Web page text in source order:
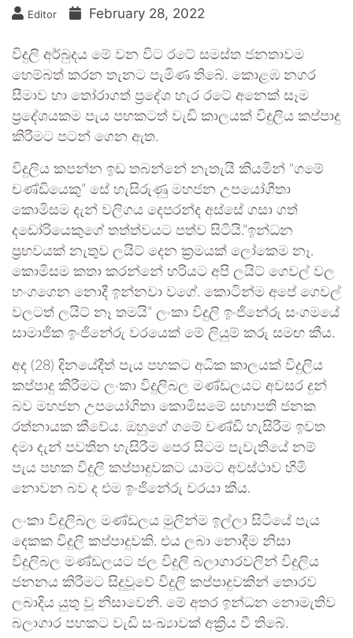
Editor February 28, 2022
විදුලි අර්බුදය මේ වන විට රටේ සමස්ත ජනතාවම
හෙම්බත් කරන තැනට පැමිණ තිබේ. කොළඹ නගර
සීමාව හා තෝරාගත් ප්‍රදේශ හැර රටේ අනෙක් සෑම
ප්‍රදේශයකම පැය පහකටත් වැඩි කාලයක් විදුලිය කප්පාදු
කිරීමට පටන් ගෙන ඇත.
විදුලිය කපන්න ඉඩ තබන්නේ නැතැයි කියමින් “ගමේ
චණ්ඩියෙකු” සේ හැසිරුණු මහජන උපයෝගීතා
කොමිසම දැන් වලිගය දෙපරන්ද අස්සේ ගසා ගත්
දඩෝරියෙකුගේ තත්ත්වයට පත්ව සිටියි.”ඉන්ධන
ප්‍රභවයක් නැතුව ලයිට් දෙන ක්‍රමයක් ලෝකෙම නෑ.
කොමිසම කතා කරන්නේ හරියට අපි ලයිට් ගෙවල් වල
හංගගෙන නොදී ඉන්නවා වගේ. කොටින්ම අපේ ගෙවල්
වලටත් ලයිට් නෑ තමයි” ලංකා විදුලි ඉංජිනේරු සංගමයේ
සාමාජික ඉංජිනේරු වරයෙක් මේ ලියුම් කරු සමඟ කීය.
අද (28) දිනයේදීත් පැය පහකට අධික කාලයක් විදුලිය
කප්පාදු කිරීමට ලංකා විදුලිබල මණ්ඩලයට අවසර දුන්
බව මහජන උපයෝගිතා කොමිසමේ සභාපති ජනක
රත්නායක කීවේය. ඔහුගේ ගමේ චණ්ඩි හැසිරීම ඉවත
දමා දැන් පවතින හැසිරීම පෙර සිටම පැවැතියේ නම්
පැය පහක විදුලි කප්පාදුවකට යාමට අවස්ථාව හිමි
නොවන බව ද එම ඉංජිනේරු වරයා කීය.
ලංකා විදුලිබල මණ්ඩලය මුලින්ම ඉල්ලා සිටියේ පැය
දෙකක විදුලි කප්පාදුවකි. එය ලබා නොදීම නිසා
විදුලිබල මණ්ඩලයට ජල විදුලි බලාගාරවලින් විදුලිය
ජනනය කිරීමට සිදුවූවේ විදුලි කප්පාදුවකින් තොරව
ලබාදිය යුතු වූ නිසාවෙනි. මේ අතර ඉන්ධන නොමැතිව
බලාගාර පහකට වැඩි සංඛ්‍යාවක් අක්‍රිය වී තිබේ.